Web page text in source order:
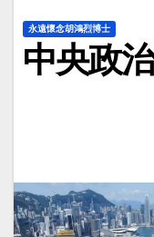
永遠懷念胡鴻烈博士
中央政